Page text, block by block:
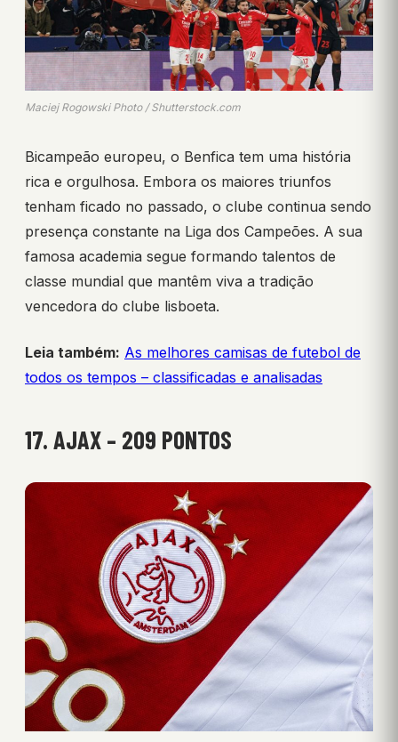
Maciej Rogowski Photo / Shutterstock.com
Bicampeão europeu, o Benfica tem uma história
rica e orgulhosa. Embora os maiores triunfos
tenham ficado no passado, o clube continua sendo
presença constante na Liga dos Campeões. A sua
famosa academia segue formando talentos de
classe mundial que mantêm viva a tradição
vencedora do clube lisboeta.
Leia também: As melhores camisas de futebol de
todos os tempos – classificadas e analisadas
17. AJAX – 209 PONTOS